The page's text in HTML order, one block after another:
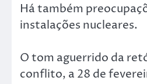
Há também
instalações nucleares.
O tom aguerrido da
conflito, a 28 de